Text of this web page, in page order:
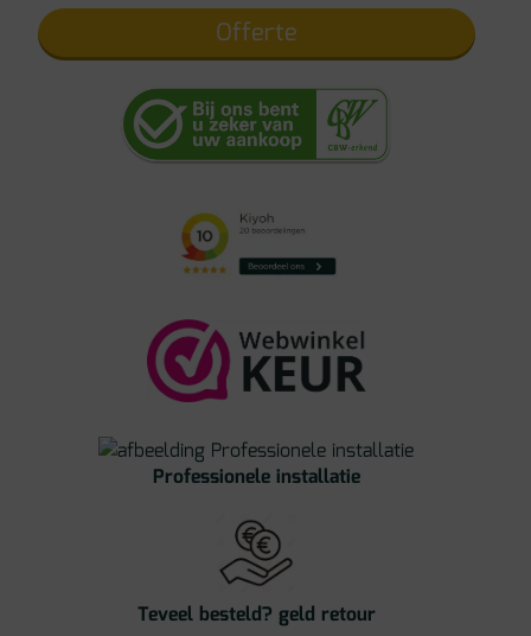
Offerte
Professionele installatie
Teveel besteld? geld retour